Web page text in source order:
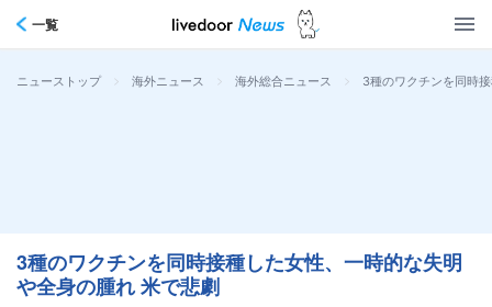
一覧
ニューストップ > 海外ニュース > 海外総合ニュース > 3種のワクチンを同時
3種のワクチンを同時接種した女性、一時的な失明
や全身の腫れ 米で悲劇